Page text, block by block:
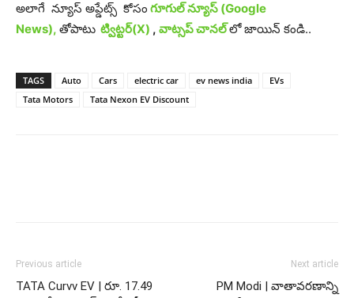
అలాగే న్యూస్ అప్డేట్స్ కోసం గూగుల్ న్యూస్ (Google
News), తోపాటు ట్విట్టర్(X) , వాట్సప్ చానల్లో జాయిన్ కండి..
TAGS Auto Cars electric car ev news india
EVs
Tata Motors
Tata Nexon EV Discount
Previous article
TATA Curvv EV | రూ. 17.49
Next article
PM Modi | వాతావరణాన్ని